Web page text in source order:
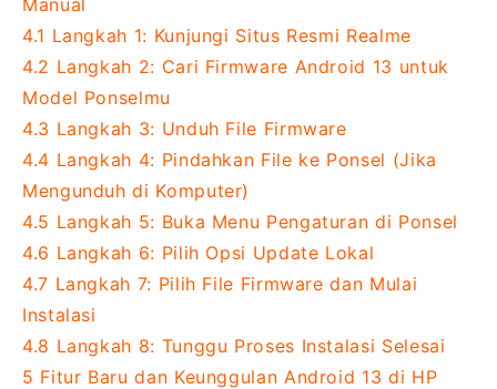
4.1 Langkah 1: Kunjungi Situs Resmi Realme
4.2 Langkah 2: Cari Firmware Android 13 untuk
Model Ponselmu
4.3 Langkah 3: Unduh File Firmware
4.4 Langkah 4: Pindahkan File ke Ponsel (Jika
Mengunduh di Komputer)
4.5 Langkah 5: Buka Menu Pengaturan di Ponsel
4.6 Langkah 6: Pilih Opsi Update Lokal
4.7 Langkah 7: Pilih File Firmware dan Mulai
Instalasi
4.8 Langkah 8: Tunggu Proses Instalasi Selesai
5 Fitur Baru dan Keunggulan Android 13 di HP